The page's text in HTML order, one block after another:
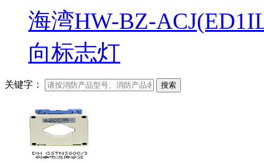
海湾HW-BZ-
向标志灯
关键字： 搜索